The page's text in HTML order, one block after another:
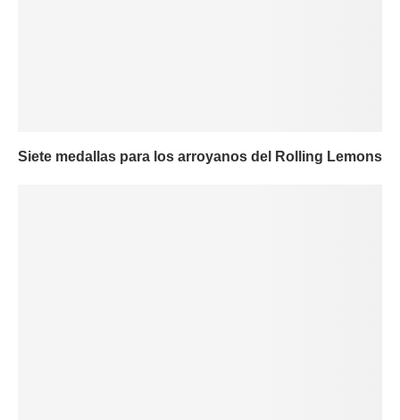
Siete medallas para los arroyanos del Rolling Lemons